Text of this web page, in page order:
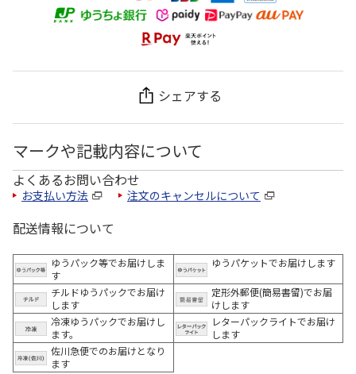
シェアする
マークや記載内容について
よくあるお問い合わせ
お支払い方法 注文のキャンセルについて
配送情報について
ゆうパック等でお届けしま
す
ゆうパケットでお届けします
チルドゆうパックでお届け
します
定形外郵便(簡易書留)でお届
けします
冷凍ゆうパックでお届けし
ます。
レターパックライトでお届け
します
佐川急便でのお届けとなり
ます